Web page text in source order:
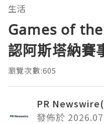
生活
Games of
認阿斯塔納賽
瀏覽次數:605
PR
發佈於